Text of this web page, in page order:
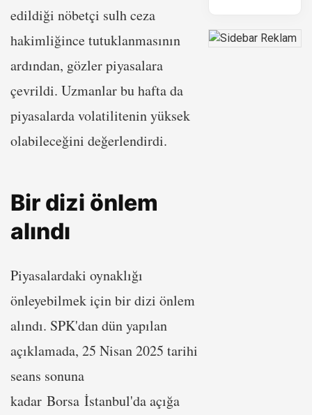
edildiği nöbetçi sulh ceza
hakimliğince tutuklanmasının
ardından, gözler piyasalara
çevrildi. Uzmanlar bu hafta da
piyasalarda volatilitenin yüksek
olabileceğini değerlendirdi.
Bir dizi önlem
alındı
Piyasalardaki oynaklığı
önleyebilmek için bir dizi önlem
alındı. SPK'dan dün yapılan
açıklamada, 25 Nisan 2025 tarihi
seans sonuna
kadar Borsa İstanbul'da açığa